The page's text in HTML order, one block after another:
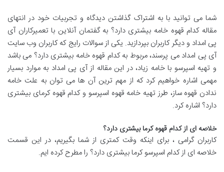
شما می توانید با به اشتراک گذاشتن دیدگاه و تجربیات خود در انتهای
مقاله کدام قهوه خامه بیشتری دارد؟ به گفتمان آنلاین با تعمیرکاران آی
پی امداد و دیگر کاربران بپردازید. یکی از سوالات رایج که کاربران وب سایت
آی پی امداد می پرسند، مربوط به کدام قهوه خامه بیشتری دارد؟ می باشد
و تهیه اسپرسو با خامه زیاد، در این مقاله از آی پی امداد به موارد بسیار
مهمی اشاره خواهیم کرد که از مهم ترین آن ها می توان به علت خامه
ندادن قهوه ساز، طرز تهیه خامه قهوه اسپرسو و کدام قهوه کرمای بیشتری
دارد؟ اشاره کرد.
خلاصه ای از کدام قهوه کرما بیشتری دارد؟
کاربران گرامی ، برای اینکه وقت کمتری از شما بگیریم، در این قسمت
خلاصه ای از کدام اسپرسو کرما بیشتری دارد؟ را مطرح کرده ایم.